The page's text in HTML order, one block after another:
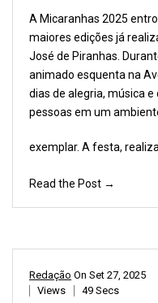
A Micaranhas 2025
maiores edições já
José de Piranhas.
animado esquentana
dias de alegria, música e
pessoas em um
exemplar. A festa,
Read the Post →
Redação On Set 27, 2025
Views
49 Secs